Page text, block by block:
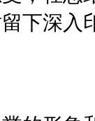
下深入